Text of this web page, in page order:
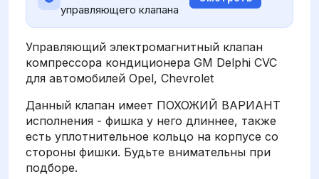
управляющего клапана
Управляющий электромагнитный клапан
компрессора кондиционера GM Delphi CVC
для автомобилей Opel, Chevrolet
Данный клапан имеет ПОХОЖИЙ ВАРИАНТ
исполнения - фишка у него длиннее, также
есть уплотнительное кольцо на корпусе со
стороны фишки. Будьте внимательны при
подборе.